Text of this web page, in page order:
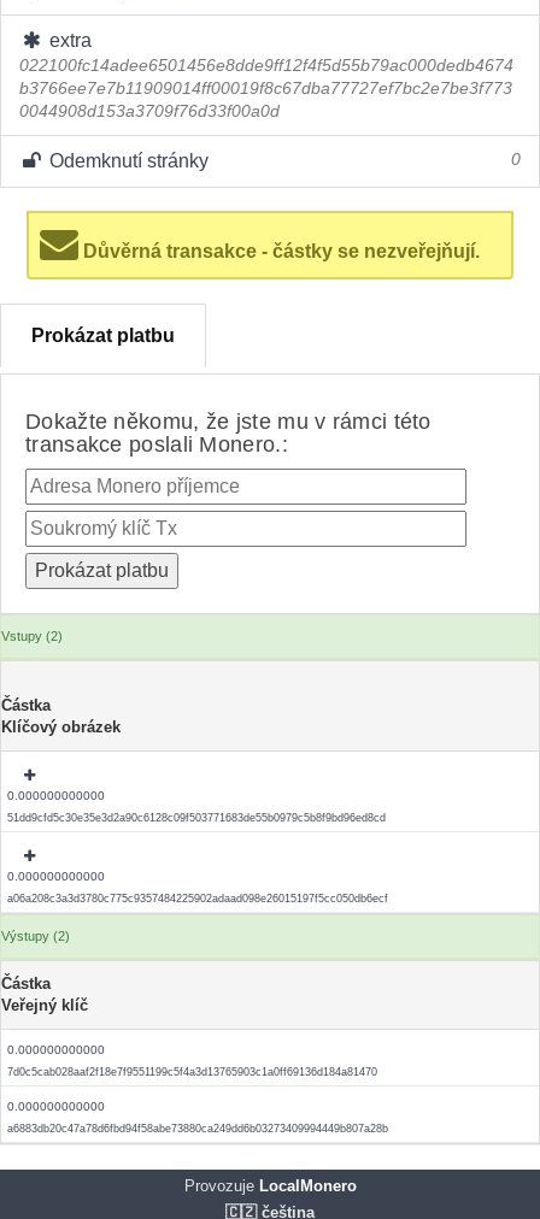
extra
022100fc14adee6501456e8dde9ff12f4f5d55b79ac000dedb4674
b3766ee7e7b11909014ff00019f8c67dba77727ef7bc2e7be3f773
0044908d153a3709f76d33f00a0d
Odemknutí stránky 0
Důvěrná transakce - částky se nezveřejňují.
Prokázat platbu
Dokažte někomu, že jste mu v rámci této
transakce poslali Monero.:
Vstupy (2)
Částka
Klíčový obrázek
0.000000000000
51dd9cfd5c30e35e3d2a90c6128c09f503771683de55b0979c5b8f9bd96ed8cd
0.000000000000
a06a208c3a3d3780c775c9357484225902adaad098e26015197f5cc050db6ecf
Výstupy (2)
Částka
Veřejný klíč
0.000000000000
7d0c5cab028aaf2f18e7f9551199c5f4a3d13765903c1a0ff69136d184a81470
0.000000000000
a6883db20c47a78d6fbd94f58abe73880ca249dd6b03273409994449b807a28b
ProvozujeLocalMonero
🇨🇿 čeština